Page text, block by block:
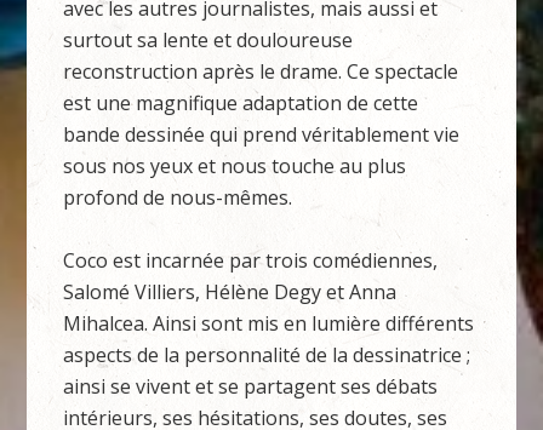
avec les autres journalistes, mais aussi et
surtout sa lente et douloureuse
reconstruction après le drame. Ce spectacle
est une magnifique adaptation de cette
bande dessinée qui prend véritablement vie
sous nos yeux et nous touche au plus
profond de nous-mêmes.
Coco est incarnée par trois comédiennes,
Salomé Villiers, Hélène Degy et Anna
Mihalcea. Ainsi sont mis en lumière différents
aspects de la personnalité de la dessinatrice ;
ainsi se vivent et se partagent ses débats
intérieurs, ses hésitations, ses doutes, ses